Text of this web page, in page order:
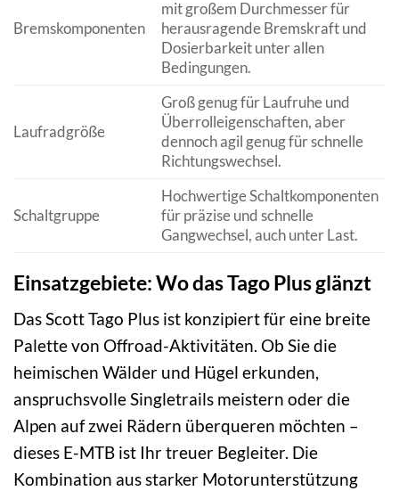
Bremskomponenten
mit großem Durchmesser für
herausragende Bremskraft und
Dosierbarkeit unter allen
Bedingungen.
Laufradgröße
Groß genug für Laufruhe und
Überrolleigenschaften, aber
dennoch agil genug für schnelle
Richtungswechsel.
Schaltgruppe
Hochwertige Schaltkomponenten
für präzise und schnelle
Gangwechsel, auch unter Last.
Einsatzgebiete: Wo das Tago Plus glänzt
Das Scott Tago Plus ist konzipiert für eine breite
Palette von Offroad-Aktivitäten. Ob Sie die
heimischen Wälder und Hügel erkunden,
anspruchsvolle Singletrails meistern oder die
Alpen auf zwei Rädern überqueren möchten –
dieses E-MTB ist Ihr treuer Begleiter. Die
Kombination aus starker Motorunterstützung